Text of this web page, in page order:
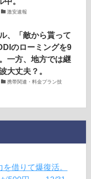
激安速報
、「敵から貰って
のローミングを9
一方、地方では継
大丈夫？。
携帯関連・料金プラン技
借りて爆復活。